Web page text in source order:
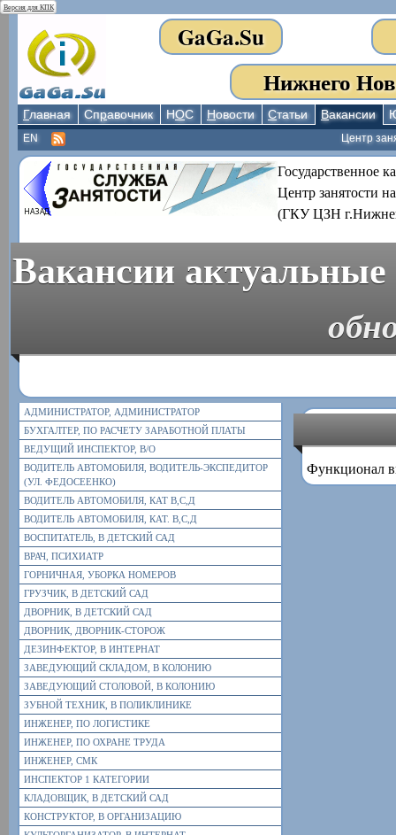
Версия для КПК
GaGa.Su
Нижнего
Главная Справочник НОС Новости Статьи Вакансии
Центр
EN
Государственное
Центр занятости
(ГКУ ЦЗН
Вакансии актуальные
АДМИНИСТРАТОР, АДМИНИСТРАТОР
БУХГАЛТЕР, ПО РАСЧЕТУ ЗАРАБОТНОЙ ПЛАТЫ
ВЕДУЩИЙ ИНСПЕКТОР, В/О
ВОДИТЕЛЬ АВТОМОБИЛЯ, ВОДИТЕЛЬ-ЭКСПЕДИТОР
(УЛ. ФЕДОСЕЕНКО)
ВОДИТЕЛЬ АВТОМОБИЛЯ, КАТ В,С,Д
ВОДИТЕЛЬ АВТОМОБИЛЯ, КАТ. В,С,Д
ВОСПИТАТЕЛЬ, В ДЕТСКИЙ САД
ВРАЧ, ПСИХИАТР
ГОРНИЧНАЯ, УБОРКА НОМЕРОВ
ГРУЗЧИК, В ДЕТСКИЙ САД
ДВОРНИК, В ДЕТСКИЙ САД
ДВОРНИК, ДВОРНИК-СТОРОЖ
ДЕЗИНФЕКТОР, В ИНТЕРНАТ
ЗАВЕДУЮЩИЙ СКЛАДОМ, В КОЛОНИЮ
ЗАВЕДУЮЩИЙ СТОЛОВОЙ, В КОЛОНИЮ
ЗУБНОЙ ТЕХНИК, В ПОЛИКЛИНИКЕ
ИНЖЕНЕР, ПО ЛОГИСТИКЕ
ИНЖЕНЕР, ПО ОХРАНЕ ТРУДА
ИНЖЕНЕР, СМК
ИНСПЕКТОР 1 КАТЕГОРИИ
КЛАДОВЩИК, В ДЕТСКИЙ САД
КОНСТРУКТОР, В ОРГАНИЗАЦИЮ
Функционал